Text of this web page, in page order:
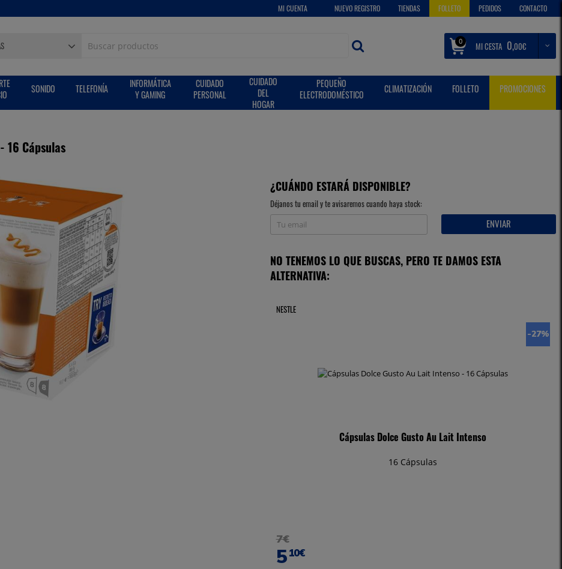
MI CUENTA NUEVO REGISTRO TIENDAS FOLLETO PEDIDOS CONTACTO
0 MI CESTA 0,00€
SONIDO TELEFONÍA
INFORMÁTICA
Y GAMING
CUIDADO
PERSONAL
CUIDADO
DEL
HOGAR
PEQUEÑO
ELECTRODOMÉSTICO
CLIMATIZACIÓN FOLLETO PROMOCIONES
16 Cápsulas
NO DISPONIBLE
¿CUÁNDO ESTARÁ DISPONIBLE?
Déjanos tu email y te avisaremos cuando haya stock:
ENVIAR
NO TENEMOS LO QUE BUSCAS, PERO TE DAMOS ESTA
ALTERNATIVA:
NESTLE
-27%
Cápsulas Dolce Gusto Au Lait Intenso
16 Cápsulas
7€
5 10€